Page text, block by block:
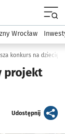
Dla mieszkańca
Wrocław
konkurs na
projekt
Udostępnijartykuł